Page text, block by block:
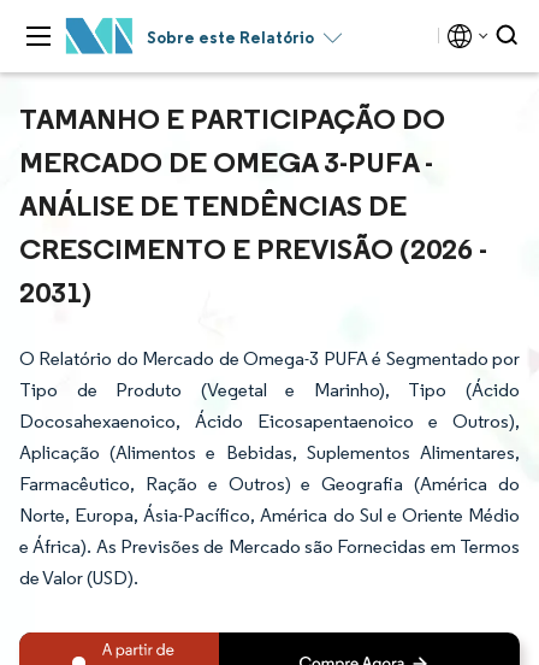
Sobre este Relatório
TAMANHO E PARTICIPAÇÃO DO
MERCADO DE OMEGA 3-PUFA -
ANÁLISE DE TENDÊNCIAS DE
CRESCIMENTO E PREVISÃO (2026 -
2031)
O Relatório do Mercado de Omega-3 PUFA é Segmentado por
Tipo de Produto (Vegetal e Marinho), Tipo (Ácido
Docosahexaenoico, Ácido Eicosapentaenoico e Outros),
Aplicação (Alimentos e Bebidas, Suplementos Alimentares,
Farmacêutico, Ração e Outros) e Geografia (América do
Norte, Europa, Ásia-Pacífico, América do Sul e Oriente Médio
e África). As Previsões de Mercado são Fornecidas em Termos
de Valor (USD).